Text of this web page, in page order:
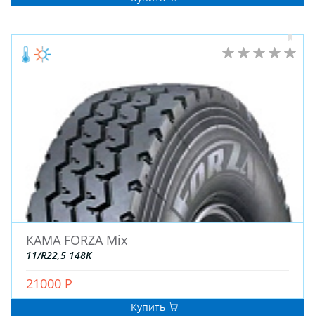
КАМА FORZA Mix
11/R22,5 148K
21000 Р
Купить